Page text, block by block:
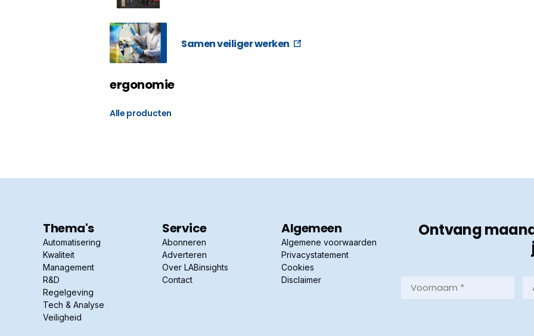
Samen veiliger werken
ergonomie
Alle producten
Thema's
Automatisering
Kwaliteit
Management
R&D
Regelgeving
Tech & Analyse
Veiligheid
Service
Abonneren
Adverteren
Over LABinsights
Contact
Algemeen
Algemene voorwaarden
Privacystatement
Cookies
Disclaimer
Ontvang